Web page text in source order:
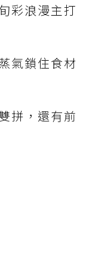
彩浪漫主打
氣鎖住食材
拼，還有前